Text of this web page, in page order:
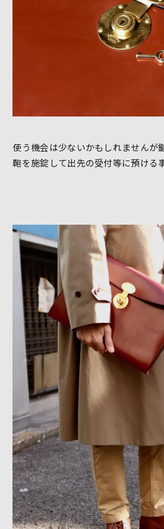
使う機会は少ないかもしれませんが
鞄を施錠して出先の受付等に預ける